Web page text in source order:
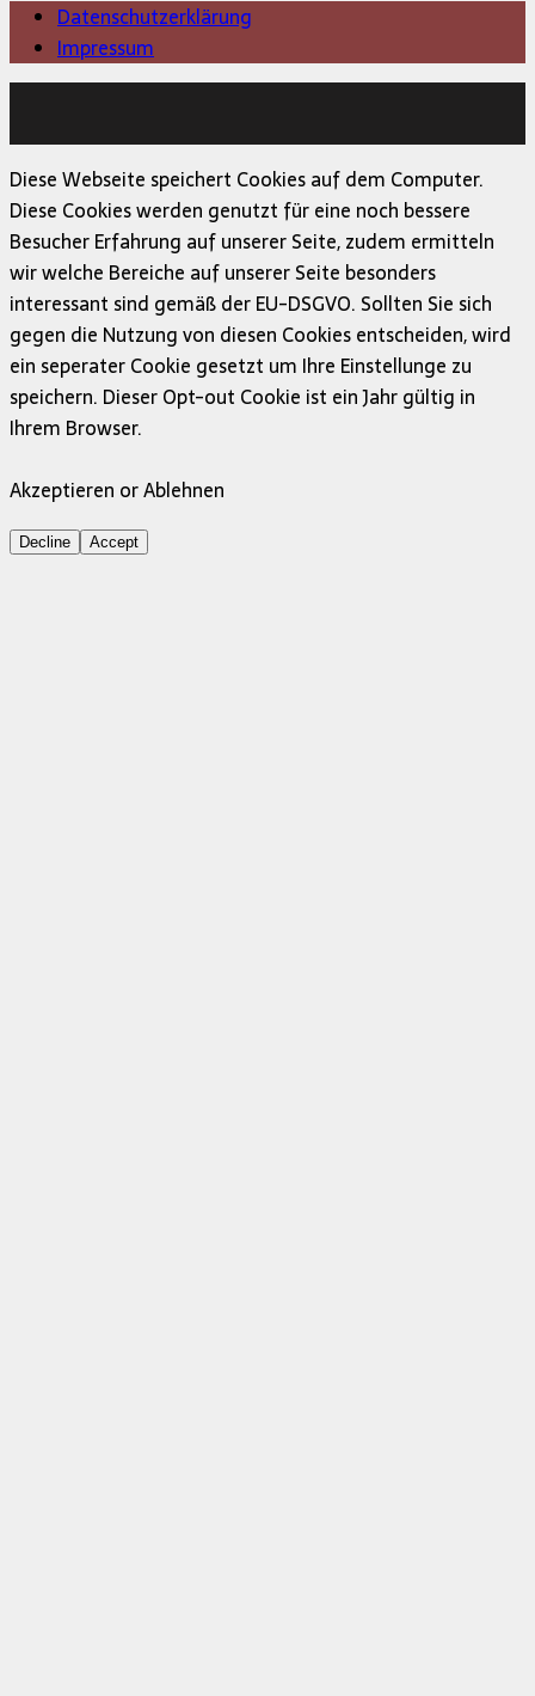
Datenschutzerklärung
Impressum
Diese Webseite speichert Cookies auf dem Computer.
Diese Cookies werden genutzt für eine noch bessere
Besucher Erfahrung auf unserer Seite, zudem ermitteln
wir welche Bereiche auf unserer Seite besonders
interessant sind gemäß der EU-DSGVO. Sollten Sie sich
gegen die Nutzung von diesen Cookies entscheiden, wird
ein seperater Cookie gesetzt um Ihre Einstellunge zu
speichern. Dieser Opt-out Cookie ist ein Jahr gültig in
Ihrem Browser.
Akzeptieren or Ablehnen
Decline Accept